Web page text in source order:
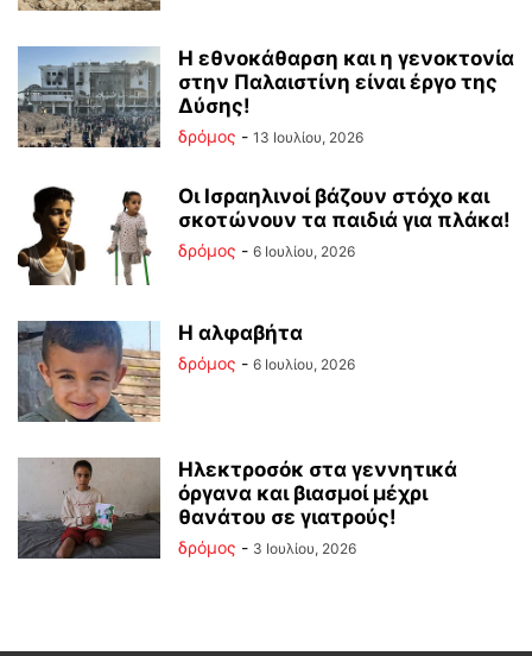
Η εθνοκάθαρση και η γενοκτονία
στην Παλαιστίνη είναι έργο της
Δύσης!
δρόμος - 13 Ιουλίου, 2026
Οι Ισραηλινοί βάζουν στόχο και
σκοτώνουν τα παιδιά για πλάκα!
δρόμος - 6 Ιουλίου, 2026
Η αλφαβήτα
δρόμος - 6 Ιουλίου, 2026
Ηλεκτροσόκ στα γεννητικά
όργανα και βιασμοί μέχρι
θανάτου σε γιατρούς!
δρόμος - 3 Ιουλίου, 2026